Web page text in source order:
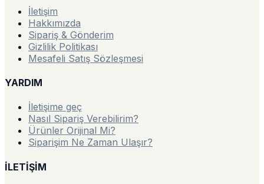
İletişim
Hakkımızda
Sipariş & Gönderim
Gizlilik Politikası
Mesafeli Satış Sözleşmesi
YARDIM
İletişime geç
Nasıl Sipariş Verebilirim?
Ürünler Orijinal Mi?
Siparişim Ne Zaman Ulaşır?
İLETİŞİM